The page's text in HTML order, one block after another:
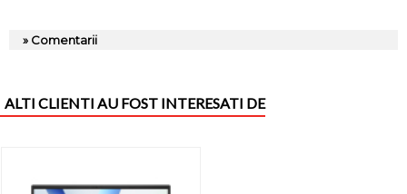
» Comentarii
ALTI CLIENTI AU FOST INTERESATI DE